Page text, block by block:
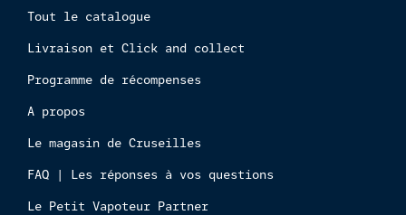
Tout le catalogue
Livraison et Click and collect
Programme de récompenses
A propos
Le magasin de Cruseilles
FAQ | Les réponses à vos questions
Le Petit Vapoteur Partner